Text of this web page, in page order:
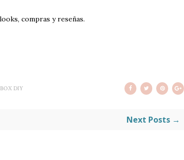
compras y reseñas.
DIY
Next Posts →